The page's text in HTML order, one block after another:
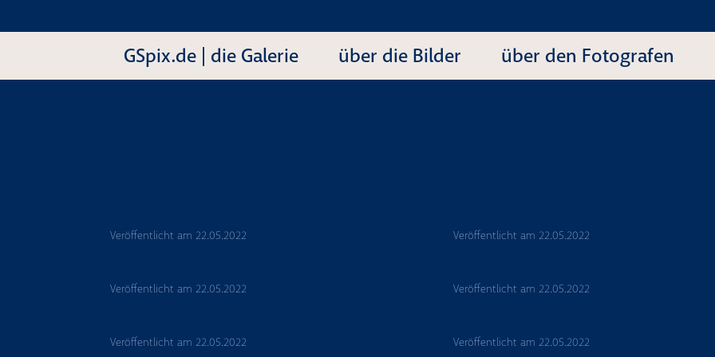
GSpix.de | die Galerie über die Bilder über den Fotografen
Veröffentlicht am 22.05.2022 Veröffentlicht am 22.05.2022
Veröffentlicht am 22.05.2022 Veröffentlicht am 22.05.2022
Veröffentlicht am 22.05.2022 Veröffentlicht am 22.05.2022